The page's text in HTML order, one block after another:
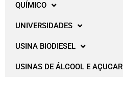
QUÍMICO
UNIVERSIDADES
USINA BIODIESEL
USINAS DE ÁLCOOL E AÇUCAR